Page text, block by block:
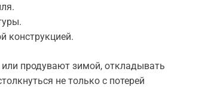
конструкцией.
продувают зимой, откладывать
не только с потерей